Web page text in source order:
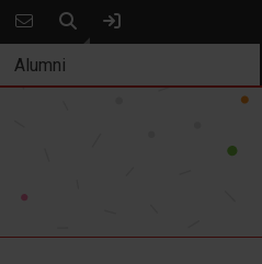
Keresés
Alumni